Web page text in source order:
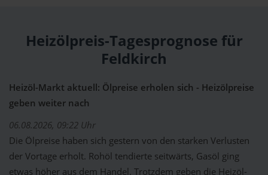
Heizölpreis-Tagesprognose für
Feldkirch
Heizöl-Markt aktuell: Ölpreise erholen sich - Heizölpreise
geben weiter nach
06.08.2026, 09:22 Uhr
Die Ölpreise haben sich gestern von den starken Verlusten
der Vortage erholt. Rohöl tendierte seitwärts, Gasöl ging
etwas höher aus dem Handel. Trotzdem geben die Heizöl-